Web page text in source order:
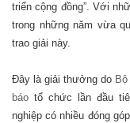
triển cộng đồng”. Với
trong những năm vừa
trao giải này.
Đây là giải thưởng do
báo tổ chức lần đầu
nghiệp có nhiều đóng